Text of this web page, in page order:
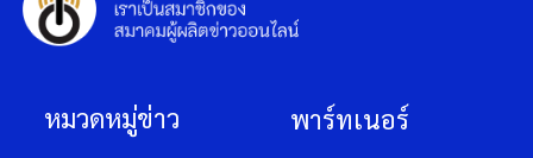
หมวดหมู่ข่าว พาร์ทเนอร์